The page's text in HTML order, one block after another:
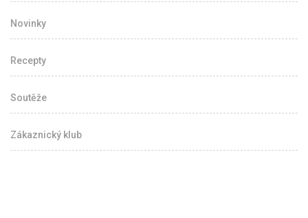
Novinky
Recepty
Soutěže
Zákaznický klub